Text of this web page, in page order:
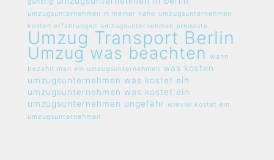
umzugsunternehmen in meiner nähe umzugsunternehmen
kosten erfahrungen umzugsunternehmen preisliste
Umzug Transport Berlin
Umzug was beachten
wann
bezahlt man ein umzugsunternehmen was kosten
umzugsunternehmen was kostet ein
umzugsunternehmen was kostet ein
umzugsunternehmen ungefähr wieviel kostet ein
umzugsunternehmen